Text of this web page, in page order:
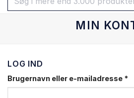
search
MIN
LOG IND
Brugernavn eller e-mailadresse *